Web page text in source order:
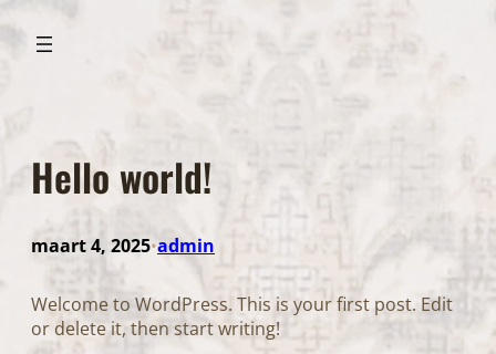
naar
Hello world!
maart 4, 2025•admin
Welcome to WordPress. This is your first post. Edit
or delete it, then start writing!